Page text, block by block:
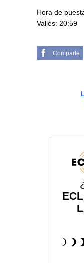
Hora de
Vallès: 20:59
Comparte